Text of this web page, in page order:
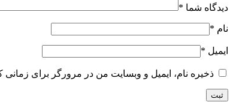
دیدگاه شما *
نام *
ایمیل *
ذخیره نام، ایمیل و وبسایت من در مرورگر برای زمانی